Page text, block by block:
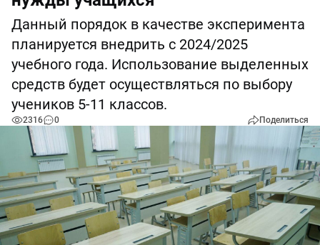
Данный порядок в качестве эксперимента
планируется внедрить с 2024/2025
учебного года. Использование выделенных
средств будет осуществляться по выбору
учеников 5-11 классов.
2316 0 Поделиться